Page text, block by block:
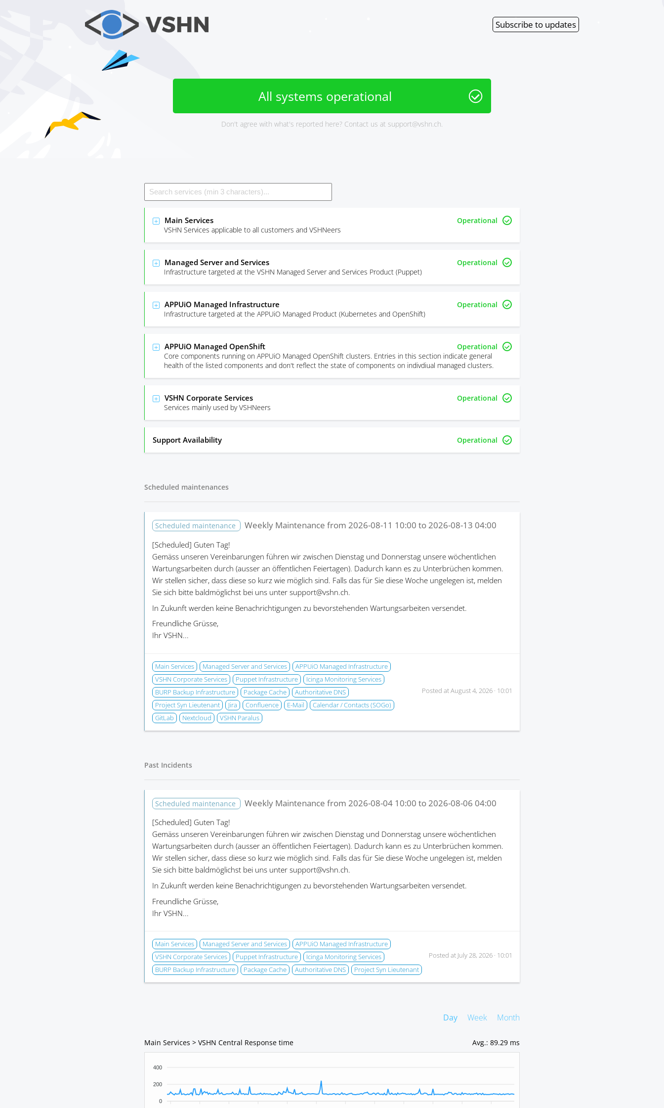
Subscribe to updates
All systems operational
Don't agree with what's reported here? Contact us at support@vshn.ch.
Main Services
Operational
VSHN Services applicable to all customers and VSHNeers
Managed Server and Services
Operational
Infrastructure targeted at the VSHN Managed Server and Services Product (Puppet)
APPUiO Managed Infrastructure
Operational
Infrastructure targeted at the APPUiO Managed Product (Kubernetes and OpenShift)
APPUiO Managed OpenShift
Operational
Core components running on APPUiO Managed OpenShift clusters. Entries in this section indicate general
health of the listed components and don't reflect the state of components on indivdiual managed clusters.
VSHN Corporate Services
Operational
Services mainly used by VSHNeers
Support Availability Operational
Scheduled maintenances
Scheduled maintenance Weekly Maintenance from 2026-08-11 10:00 to2026-08-13 04:00
[Scheduled] Guten Tag!
Gemäss unseren Vereinbarungen führen wir zwischen Dienstag und Donnerstag unsere wöchentlichen
Wartungsarbeiten durch (ausser an öffentlichen Feiertagen). Dadurch kann es zu Unterbrüchen kommen.
Wir stellen sicher, dass diese so kurz wie möglich sind. Falls das für Sie diese Woche ungelegen ist, melden
Sie sich bitte baldmöglichst bei uns unter support@vshn.ch.
In Zukunft werden keine Benachrichtigungen zu bevorstehenden Wartungsarbeiten versendet.
Freundliche Grüsse,
Ihr VSHN...
Main Services Managed Server and Services
APPUiO Managed Infrastructure
VSHN Corporate Services
Puppet Infrastructure
Icinga Monitoring Services
BURP Backup Infrastructure
Package Cache
Authoritative DNS
Project Syn Lieutenant
Jira Confluence E-Mail
Calendar / Contacts (SOGo)
GitLab
Nextcloud VSHN Paralus
Posted atAugust 4, 2026 · 10:01
Past Incidents
Scheduled maintenance Weekly Maintenance from 2026-08-04 10:00 to 2026-08-06 04:00
[Scheduled] Guten Tag!
Gemäss unseren Vereinbarungen führen wir zwischen Dienstag und Donnerstag unsere wöchentlichen
Wartungsarbeiten durch (ausser an öffentlichen Feiertagen). Dadurch kann es zu Unterbrüchen kommen.
Wir stellen sicher, dass diese so kurz wie möglich sind. Falls das für Sie diese Woche ungelegen ist, melden
Sie sich bitte baldmöglichst bei uns unter support@vshn.ch.
In Zukunft werden keine Benachrichtigungen zu bevorstehenden Wartungsarbeiten versendet.
Freundliche Grüsse,
Ihr VSHN...
Main Services Managed Server and Services
APPUiO Managed Infrastructure
VSHN Corporate Services
Puppet Infrastructure
Icinga Monitoring Services
BURP Backup Infrastructure
Package Cache Authoritative DNS Project Syn Lieutenant
Posted at July 28, 2026 · 10:01
Day Week Month
Main Services > VSHN Central Response time Avg.: 89.29 ms
400
200
0